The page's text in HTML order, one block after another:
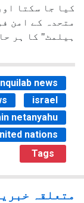
کیا جا سکتا
متحدہ کے امن
ہیلمٹ" کا ہر
news
israel
netanyahu
nations
Tags
متعلقہ